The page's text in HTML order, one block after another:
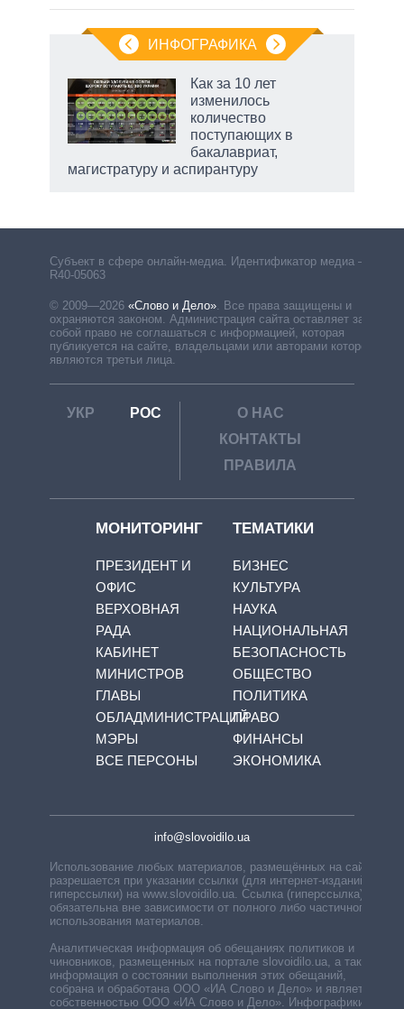
ИНФОГРАФИКА
Как за 10 лет
изменилось
количество
поступающих в
бакалавриат,
магистратуру и аспирантуру
Субъект в сфере онлайн-медиа. Идентификатор медиа –
R40-05063
© 2009—2026 «Слово и Дело». Все права защищены и
охраняются законом. Администрация сайта оставляет за
собой право не соглашаться с информацией, которая
публикуется на сайте, владельцами или авторами которой
являются третьи лица.
УКР РОС
О НАС
КОНТАКТЫ
ПРАВИЛА
МОНИТОРИНГ
ПРЕЗИДЕНТ И
ОФИС
ВЕРХОВНАЯ
РАДА
КАБИНЕТ
МИНИСТРОВ
ГЛАВЫ
ОБЛАДМИНИСТРАЦИЙ
МЭРЫ
ВСЕ ПЕРСОНЫ
ТЕМАТИКИ
БИЗНЕС
КУЛЬТУРА
НАУКА
НАЦИОНАЛЬНАЯ
БЕЗОПАСНОСТЬ
ОБЩЕСТВО
ПОЛИТИКА
ПРАВО
ФИНАНСЫ
ЭКОНОМИКА
info@slovoidilo.ua
Использование любых материалов, размещённых на сайте,
разрешается при указании ссылки (для интернет-изданий —
гиперссылки) на www.slovoidilo.ua. Ссылка (гиперссылка)
обязательна вне зависимости от полного либо частичного
использования материалов.
Аналитическая информация об обещаниях политиков и
чиновников, размещенных на портале slovoidilo.ua, а также
информация о состоянии выполнения этих обещаний,
собрана и обработана ООО «ИА Слово и Дело» и является
собственностью ООО «ИА Слово и Дело». Инфографики,